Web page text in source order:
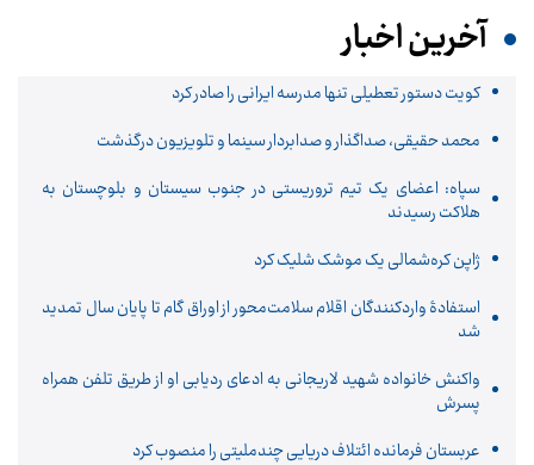
آخرین اخبار
کویت دستور تعطیلی تنها مدرسه ایرانی را صادر کرد
محمد حقیقی، صداگذار و صدابردار سینما و تلویزیون درگذشت
سپاه: اعضای یک تیم تروریستی در جنوب سیستان و بلوچستان به
هلاکت رسیدند
ژاپن کره‌شمالی یک موشک شلیک کرد
استفادۀ واردکنندگان اقلام سلامت‌محور از اوراق گام تا پایان سال تمدید
شد
واکنش خانواده شهید لاریجانی به ادعای ردیابی او از طریق تلفن همراه
پسرش
عربستان فرمانده ائتلاف دریایی چندملیتی را منصوب کرد